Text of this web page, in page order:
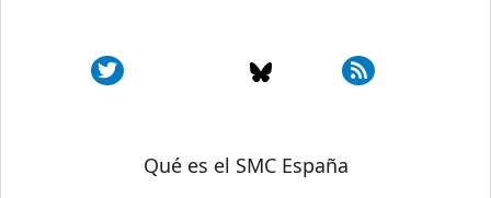
Sobre SMC España
Qué es el SMC España